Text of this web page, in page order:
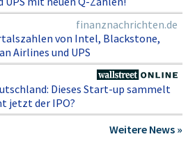
finanznachrichten.de
von Intel, Blackstone,
Airlines und UPS
Dieses Start-up sammelt
jetzt der IPO?
Weitere News »